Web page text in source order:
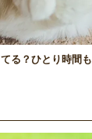
る？ひとり時間